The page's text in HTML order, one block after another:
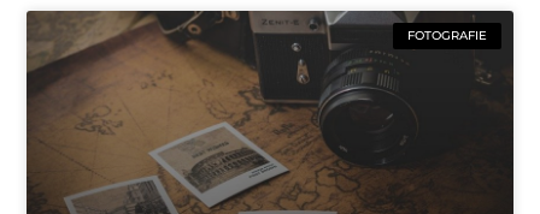
FOTOGRAFIE